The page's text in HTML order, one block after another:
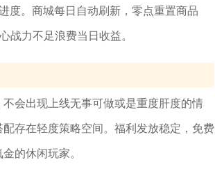
度。商城每日自动刷新，零点重置商品
战力不足浪费当日收益。
会出现上线无事可做或是重度肝度的情
存在轻度策略空间。福利发放稳定，免费
的休闲玩家。